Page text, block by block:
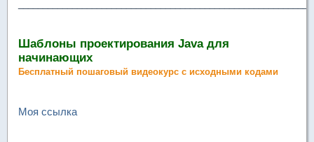
Шаблоны проектирования Java для
начинающих
Бесплатный пошаговый видеокурс с исходными кодами
Моя ссылка